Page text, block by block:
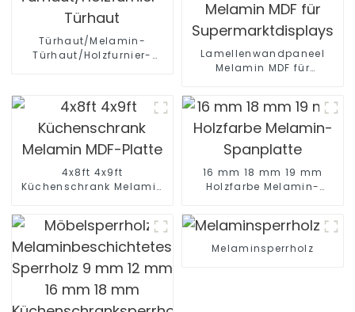
Türhaut/Melamin-
Türhaut/Holzfurnier-
Lamellenwandpaneel
Melamin MDF für
4x8ft 4x9ft
Küchenschrank Melamin
16 mm 18 mm 19 mm
Holzfarbe Melamin-
Melaminsperrholz